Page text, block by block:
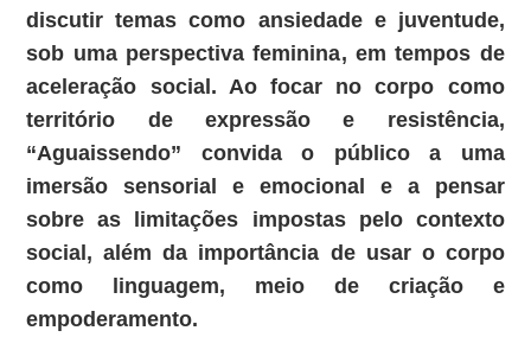
discutir temas como ansiedade e juventude,
sob uma perspectiva feminina, em tempos de
aceleração social. Ao focar no corpo como
território de expressão e resistência,
“Aguaissendo” convida o público a uma
imersão sensorial e emocional e a pensar
sobre as limitações impostas pelo contexto
social, além da importância de usar o corpo
como linguagem, meio de criação e
empoderamento.